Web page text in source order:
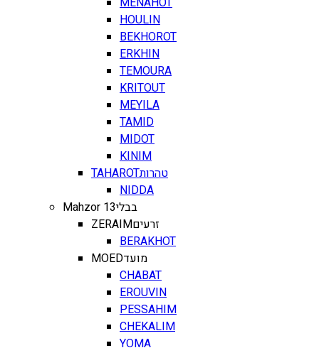
HOULIN
BEKHOROT
ERKHIN
TEMOURA
KRITOUT
MEYILA
TAMID
MIDOT
KINIM
TAHAROTטהרות
NIDDA
Mahzor 13בבלי
ZERAIMזרעים
BERAKHOT
MOEDמועד
CHABAT
EROUVIN
PESSAHIM
CHEKALIM
YOMA